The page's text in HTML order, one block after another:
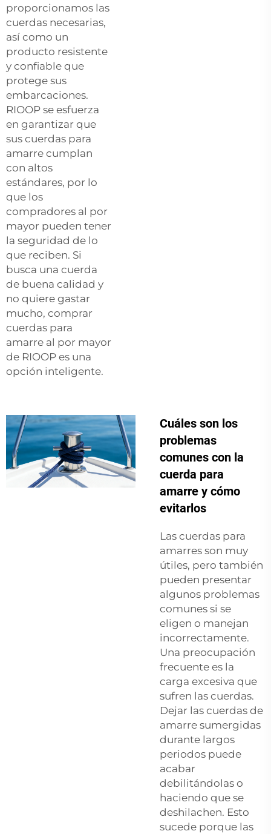
proporcionamos las
cuerdas necesarias,
así como un
producto resistente
y confiable que
protege sus
embarcaciones.
RIOOP se esfuerza
en garantizar que
sus cuerdas para
amarre cumplan
con altos
estándares, por lo
que los
compradores al por
mayor pueden tener
la seguridad de lo
que reciben. Si
busca una cuerda
de buena calidad y
no quiere gastar
mucho, comprar
cuerdas para
amarre al por mayor
de RIOOP es una
opción inteligente.
Cuáles son los
problemas
comunes con la
cuerda para
amarre y cómo
evitarlos
Las cuerdas para
amarres son muy
útiles, pero también
pueden presentar
algunos problemas
comunes si se
eligen o manejan
incorrectamente.
Una preocupación
frecuente es la
carga excesiva que
sufren las cuerdas.
Dejar las cuerdas de
amarre sumergidas
durante largos
periodos puede
acabar
debilitándolas o
haciendo que se
deshilachen. Esto
sucede porque las